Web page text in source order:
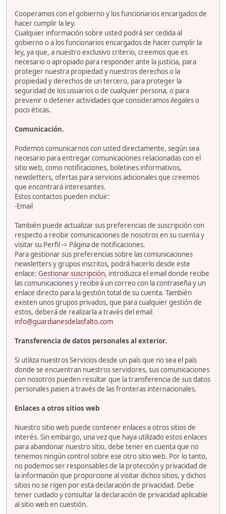
Cooperamos con el gobierno y los funcionarios encargados de
hacer cumplir la ley.
Cualquier información sobre usted podrá ser cedida al
gobierno o a los funcionarios encargados de hacer cumplir la
ley, ya que, a nuestro exclusivo criterio, creemos que es
necesario o apropiado para responder ante la justicia, para
proteger nuestra propiedad y nuestros derechos o la
propiedad y derechos de un tercero, para proteger la
seguridad de los usuarios o de cualquier persona, o para
prevenir o detener actividades que consideramos ilegales o
poco éticas.
Comunicación.
Podemos comunicarnos con usted directamente, según sea
necesario para entregar comunicaciones relacionadas con el
sitio web, como notificaciones, boletines informativos,
newsletters, ofertas para servicios adicionales que creemos
que encontrará interesantes.
Estos contactos pueden incluir:
-Email
También puede actualizar sus preferencias de suscripción con
respecto a recibir comunicaciones de nosotros en su cuenta y
visitar su Perfil -> Página de notificaciones.
Para gestionar sus preferencias sobre las comunicaciones
newsletters y grupos inscritos, podrá hacerlo desde este
enlace: Gestionar suscripción, introduzca el email donde recibe
las comunicaciones y recibirá un correo con la contraseña y un
enlace directo para la gestión total de su cuenta. También
existen unos grupos privados, que para cualquier gestión de
estos, deberá de realizarla a través del email
info@guardianesdelasfalto.com
Transferencia de datos personales al exterior.
Si utiliza nuestros Servicios desde un país que no sea el país
donde se encuentran nuestros servidores, sus comunicaciones
con nosotros pueden resultar que la transferencia de sus datos
personales pasen a través de las fronteras internacionales.
Enlaces a otros sitios web
Nuestro sitio web puede contener enlaces a otros sitios de
interés. Sin embargo, una vez que haya utilizado estos enlaces
para abandonar nuestro sitio, debe tener en cuenta que no
tenemos ningún control sobre ese otro sitio web. Por lo tanto,
no podemos ser responsables de la protección y privacidad de
la información que proporcione al visitar dichos sitios, y dichos
sitios no se rigen por esta declaración de privacidad. Debe
tener cuidado y consultar la declaración de privacidad aplicable
al sitio web en cuestión.